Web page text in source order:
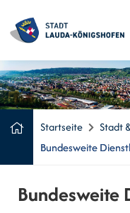
Startseite Stadt
Bundesweite
Bundesweite